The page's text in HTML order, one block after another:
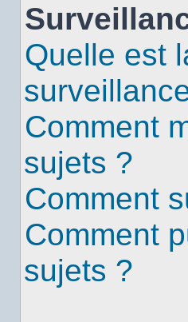
Quelle est
Comment
sujets ?
Comment
Comment
sujets ?